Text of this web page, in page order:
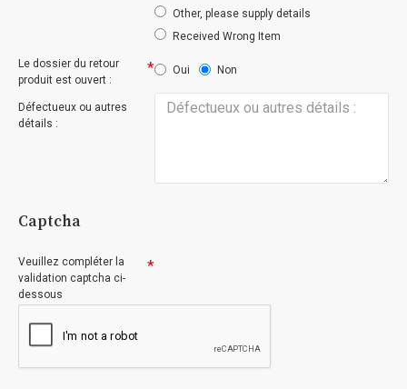
Other, please supply details
Received Wrong Item
Le dossier du retour
produit est ouvert :
Oui Non
Défectueux ou autres
détails :
Captcha
Veuillez compléter la
validation captcha ci-
dessous